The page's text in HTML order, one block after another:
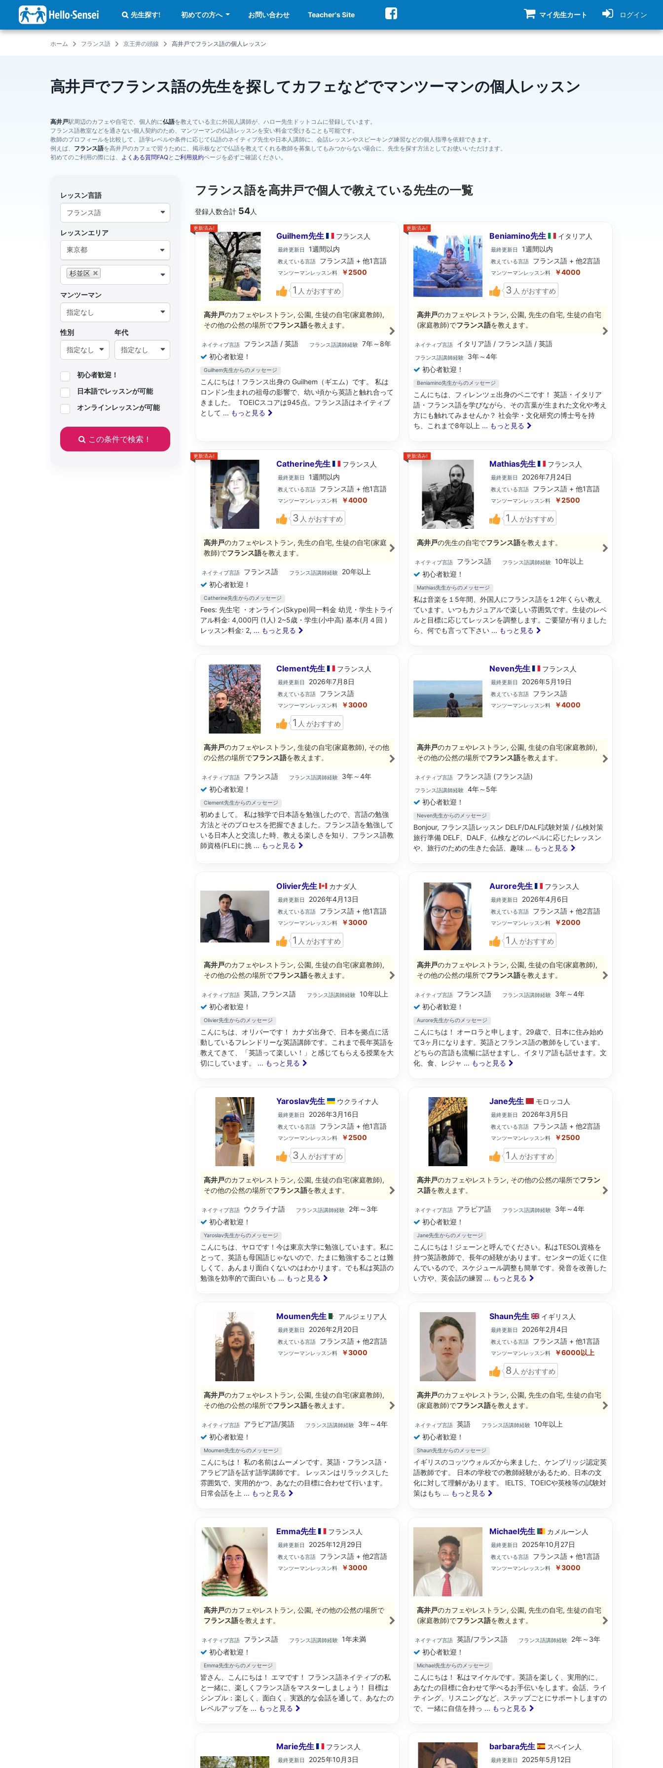
ン
先生探す! 初めての方へ お問い合わせ Teacher's Site マイ先生カート ログイン
ホーム フランス語 京王井の頭線 高井戸でフランス語の個人レッスン
高井戸でフランス語の先生を探してカフェなどでマンツーマンの個人レッスン
高井戸駅周辺のカフェや自宅で、個人的に仏語を教えている主に外国人講師が、ハロー先生ドットコムに登録しています。
フランス語教室などを通さない個人契約のため、マンツーマンの仏語レッスンを安い料金で受けることも可能です。
教師のプロフィールを比較して、語学レベルや条件に応じて仏語のネイティブ先生や日本人講師に、会話レッスンやスピーキング練習などの個人指導を依頼できます。
例えば、 フランス語を高井戸のカフェで習うために、掲示板などで仏語を教えてくれる教師を募集してもみつからない場合に、先生を探す方法としてお使いいただけます。
初めてのご利用の際には、 よくある質問FAQと ご利用規約ページを必ずご確認ください。
レッスン言語
レッスンエリア
東京都
杉並区
マンツーマン
性別 年代
初心者歓迎！
日本語でレッスンが可能
オンラインレッスンが可能
この条件で検索！
フランス語を高井戸で個人で教えている先生の一覧
登録人数合計 54人
更新済み!
Guilhem先生 フランス 人
最終更新日 1週間以内
教えている言語 フランス語 + 他1言語
マンツーマンレッスン料 ￥2500
1 人 がおすすめ
高井戸のカフェやレストラン, 公園, 生徒の自宅(家庭教師),
その他の公然の場所でフランス語を教えます。
ネイティブ言語 フランス語 / 英語 フランス語講師経験
7年～8年
初心者歓迎！
Guilhem先生からのメッセージ
こんにちは！フランス出身の Guilhem（ギエム）です。 私は
ロンドン生まれの祖母の影響で、幼い頃から英語と触れ合って
きました。 TOEICスコアは945点。フランス語はネイティブ
として ... もっと見る
更新済み!
Beniamino先生 イタリア 人
最終更新日 1週間以内
教えている言語 フランス語 + 他2言語
マンツーマンレッスン料 ￥4000
3 人 がおすすめ
高井戸のカフェやレストラン, 公園, 先生の自宅, 生徒の自宅
(家庭教師)でフランス語を教えます。
ネイティブ言語 イタリア語 / フランス語 / 英語
フランス語講師経験
3年～4年
初心者歓迎！
Beniamino先生からのメッセージ
こんにちは、フィレンツェ出身のベニです！ 英語・イタリア
語・フランス語を学びながら、その言葉が生まれた文化や考え
方にも触れてみませんか？ 社会学・文化研究の博士号を持
ち、これまで8年以上 ... もっと見る
更新済み!
Catherine先生 フランス 人
最終更新日 1週間以内
教えている言語 フランス語 + 他1言語
マンツーマンレッスン料 ￥4000
3 人 がおすすめ
高井戸のカフェやレストラン, 先生の自宅, 生徒の自宅(家庭
教師)でフランス語を教えます。
ネイティブ言語 フランス語 フランス語講師経験
20年以上
初心者歓迎！
Catherine先生からのメッセージ
Fees: 先生宅 ・オンライン(Skype)同一料金 幼児・学生トライ
アル料金: 4,000円 (1人) 2~5歳・学生(小中高) 基本(月４回 )
レッスン料金: 2, ... もっと見る
更新済み!
Mathias先生 フランス 人
最終更新日 2026年7月24日
教えている言語 フランス語 + 他1言語
マンツーマンレッスン料 ￥2500
1 人 がおすすめ
高井戸の先生の自宅でフランス語を教えます。
ネイティブ言語 フランス語 フランス語講師経験
10年以上
初心者歓迎！
Mathias先生からのメッセージ
私は音楽を１5年間、外国人にフランス語を１2年くらい教え
ています。いつもカジュアルで楽しい雰囲気です。生徒のレベ
ルと目標に応じてレッスンを調整します。ご要望が有りました
ら、何でも言って下さい ... もっと見る
Clement先生 フランス 人
最終更新日 2026年7月8日
教えている言語 フランス語
マンツーマンレッスン料 ￥3000
1 人 がおすすめ
高井戸のカフェやレストラン, 生徒の自宅(家庭教師), その他
の公然の場所でフランス語を教えます。
ネイティブ言語 フランス語 フランス語講師経験
3年～4年
初心者歓迎！
Clement先生からのメッセージ
初めまして。 私は独学で日本語を勉強したので、言語の勉強
方法とそのプロセスを把握できました。フランス語を勉強して
いる日本人と交流した時、教える楽しさを知り、フランス語教
師資格(FLE)に挑 ... もっと見る
Neven先生 フランス 人
最終更新日 2026年5月19日
教えている言語 フランス語
マンツーマンレッスン料 ￥4000
高井戸のカフェやレストラン, 公園, 生徒の自宅(家庭教師),
その他の公然の場所でフランス語を教えます。
ネイティブ言語 フランス語 (フランス語)
フランス語講師経験
4年～5年
初心者歓迎！
Neven先生からのメッセージ
Bonjour, フランス語レッスン DELF/DALF試験対策 / 仏検対策
旅行準備 DELF、DALF、仏検などのレベルに応じたレッスン
や、旅行のための生きた会話、趣味 ... もっと見る
Olivier先生 カナダ人
最終更新日 2026年4月13日
教えている言語 フランス語 + 他1言語
マンツーマンレッスン料 ￥3000
1 人 がおすすめ
高井戸のカフェやレストラン, 公園, 生徒の自宅(家庭教師),
その他の公然の場所でフランス語を教えます。
ネイティブ言語 英語, フランス語 フランス語講師経験
10年以上
初心者歓迎！
Olivier先生からのメッセージ
こんにちは、オリバーです！ カナダ出身で、日本を拠点に活
動しているフレンドリーな英語講師です。これまで長年英語を
教えてきて、「英語って楽しい！」と感じてもらえる授業を大
切にしています。 ... もっと見る
Aurore先生 フランス 人
最終更新日 2026年4月6日
教えている言語 フランス語 + 他2言語
マンツーマンレッスン料 ￥2000
1 人 がおすすめ
高井戸のカフェやレストラン, 公園, 生徒の自宅(家庭教師),
その他の公然の場所でフランス語を教えます。
ネイティブ言語 フランス語 フランス語講師経験
3年～4年
初心者歓迎！
Aurore先生からのメッセージ
こんにちは！ オーロラと申します。29歳で、日本に住み始め
て3ヶ月になります。英語とフランス語の教師をしています。
どちらの言語も流暢に話せますし、イタリア語も話せます。文
化、食、レジャ ... もっと見る
Yaroslav先生 ウクライナ 人
最終更新日 2026年3月16日
教えている言語 フランス語 + 他1言語
マンツーマンレッスン料 ￥2500
3 人 がおすすめ
高井戸のカフェやレストラン, 公園, 生徒の自宅(家庭教師),
その他の公然の場所でフランス語を教えます。
ネイティブ言語 ウクライナ語 フランス語講師経験
2年～3年
初心者歓迎！
Yaroslav先生からのメッセージ
こんにちは、ヤロです！今は東京大学に勉強しています。私に
とって、英語も母国語じゃないので、たまに勉強することは難
しくて、あんまり面白くないのはわかります。でも私は英語の
勉強を効率的で面白いも ... もっと見る
Jane先生 モロッコ 人
最終更新日 2026年3月5日
教えている言語 フランス語 + 他2言語
マンツーマンレッスン料 ￥2500
1 人 がおすすめ
高井戸のカフェやレストラン, その他の公然の場所でフラン
ス語を教えます。
ネイティブ言語 アラビア語 フランス語講師経験
3年～4年
初心者歓迎！
Jane先生からのメッセージ
こんにちは！ジェーンと呼んでください。私はTESOL資格を
持つ英語教師で、長年の経験があります。センターの近くに住
んでいるので、スケジュール調整も簡単です。発音を改善した
い方や、英会話の練習 ... もっと見る
Moumen先生 アルジェリア 人
最終更新日 2026年2月20日
教えている言語 フランス語 + 他2言語
マンツーマンレッスン料 ￥3000
高井戸のカフェやレストラン, 公園, 生徒の自宅(家庭教師),
その他の公然の場所でフランス語を教えます。
ネイティブ言語 アラビア語/英語 フランス語講師経験
3年～4年
初心者歓迎！
Moumen先生からのメッセージ
こんにちは！ 私の名前はムーメンです。英語・フランス語・
アラビア語を話す語学講師です。 レッスンはリラックスした
雰囲気で、実用的かつ、あなたの目標に合わせて行います。
日常会話を上 ... もっと見る
Shaun先生 イギリス 人
最終更新日 2026年2月4日
教えている言語 フランス語 + 他1言語
マンツーマンレッスン料 ￥6000以上
8 人 がおすすめ
高井戸のカフェやレストラン, 公園, 先生の自宅, 生徒の自宅
(家庭教師)でフランス語を教えます。
ネイティブ言語 英語 フランス語講師経験
10年以上
初心者歓迎！
Shaun先生からのメッセージ
イギリスのコッツウォルズから来ました、ケンブリッジ認定英
語教師です。 日本の学校での教師経験があるため、日本の文
化に対して理解があります。 IELTS、TOEICや英検等の試験対
策はもち ... もっと見る
Emma先生 フランス 人
最終更新日 2025年12月29日
教えている言語 フランス語 + 他2言語
マンツーマンレッスン料 ￥3000
高井戸のカフェやレストラン, 公園, その他の公然の場所で
フランス語を教えます。
ネイティブ言語 フランス語 フランス語講師経験
1年未満
初心者歓迎！
Emma先生からのメッセージ
皆さん、こんにちは！ エマです！ フランス語ネイティブの私
と一緒に、楽しくフランス語をマスターしましょう！ 目標は
シンプル：楽しく、面白く、実践的な会話を通して、あなたの
レベルアップを ... もっと見る
Michael先生 カメルーン 人
最終更新日 2025年10月27日
教えている言語 フランス語 + 他1言語
マンツーマンレッスン料 ￥3000
高井戸のカフェやレストラン, 公園, 先生の自宅, 生徒の自宅
(家庭教師)でフランス語を教えます。
ネイティブ言語 英語/フランス語 フランス語講師経験
2年～3年
初心者歓迎！
Michael先生からのメッセージ
こんにちは！ 私はマイケルです。英語を楽しく、実用的に、
あなたの目標に合わせて学べるお手伝いをします。会話、ライ
ティング、リスニングなど、ステップごとにサポートしますの
で、一緒に自信を持っ ... もっと見る
Marie先生 フランス 人
最終更新日
2025年10月3日
barbara先生 スペイン 人
最終更新日
2025年5月12日